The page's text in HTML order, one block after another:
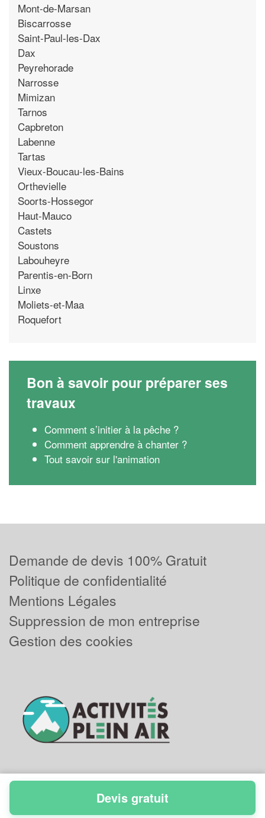
Mont-de-Marsan
Biscarrosse
Saint-Paul-les-Dax
Dax
Peyrehorade
Narrosse
Mimizan
Tarnos
Capbreton
Labenne
Tartas
Vieux-Boucau-les-Bains
Orthevielle
Soorts-Hossegor
Haut-Mauco
Castets
Soustons
Labouheyre
Parentis-en-Born
Linxe
Moliets-et-Maa
Roquefort
Bon à savoir pour préparer ses
travaux
Comment s’initier à la pêche ?
Comment apprendre à chanter ?
Tout savoir sur l'animation
Demande de devis 100% Gratuit
Politique de confidentialité
Mentions Légales
Suppression de mon entreprise
Gestion des cookies
Powered byPlus que pro
Devis gratuit